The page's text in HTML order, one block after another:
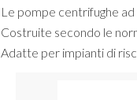
Le pompe centrifughe
Costruite secondo le
Adatte per impianti di